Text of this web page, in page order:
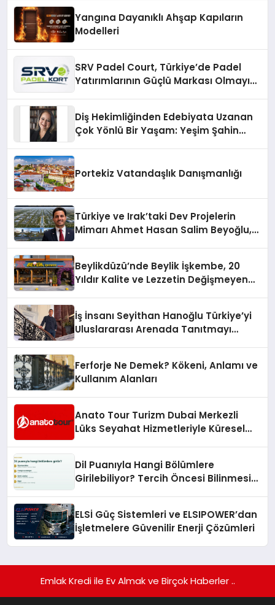
Yangına Dayanıklı Ahşap Kapıların
Modelleri
SRV Padel Court, Türkiye’de Padel
Yatırımlarının Güçlü Markası Olmayı
Diş Hekimliğinden Edebiyata Uzanan
Çok Yönlü Bir Yaşam: Yeşim Şahin
Portekiz Vatandaşlık Danışmanlığı
Türkiye ve Irak’taki Dev Projelerin
Mimarı Ahmet Hasan Salim Beyoğlu,
Hayata Geçirecek
Beylikdüzü’nde Beylik İşkembe, 20
Yıldır Kalite ve Lezzetin Değişmeyen
İş İnsanı Seyithan Hanoğlu Türkiye’yi
Uluslararası Arenada Tanıtmayı
Ferforje Ne Demek? Kökeni, Anlamı ve
Kullanım Alanları
Anato Tour Turizm Dubai Merkezli
Lüks Seyahat Hizmetleriyle Küresel
Dil Puanıyla Hangi Bölümlere
Girilebiliyor? Tercih Öncesi Bilinmesi
ELSİ Güç Sistemleri ve ELSIPOWER’dan
İşletmelere Güvenilir Enerji Çözümleri
Emlak Kredi ile Ev Almak ve Birçok Haberler ..